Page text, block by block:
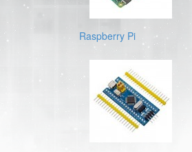
Raspberry Pi